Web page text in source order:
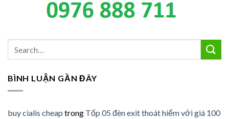
BÌNH LUẬN GẦN ĐÂY
buy cialis cheap trong Tốp 05 đèn exit thoát hiểm với giá 100